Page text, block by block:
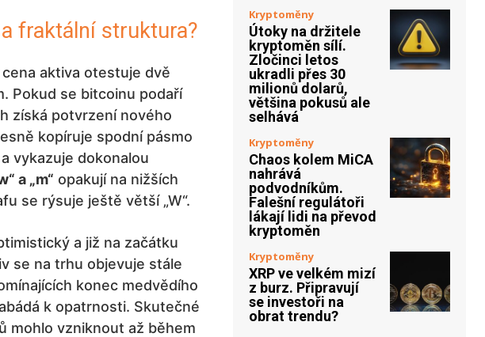
a fraktální struktura?
aktiva otestuje dvě
Pokud se bitcoinu podaří
získá potvrzení nového
kopíruje spodní pásmo
vykazuje dokonalou
a „m“ opakují na nižších
se rýsuje ještě větší „W“.
a již na začátku
se na trhu objevuje stále
konec medvědího
k opatrnosti. Skutečné
mohlo vzniknout až během
Kryptoměny
Útoky na držitele
kryptoměn sílí.
Zločinci letos
ukradli přes 30
milionů dolarů,
většina pokusů ale
selhává
Kryptoměny
Chaos kolem MiCA
nahrává
podvodníkům.
Falešní regulátoři
lákají lidi na převod
kryptoměn
Kryptoměny
XRP ve velkém mizí
z burz. Připravují
se investoři na
obrat trendu?